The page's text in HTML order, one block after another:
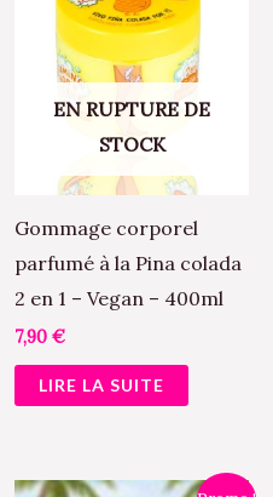
produit
plusieurs
variations.
options
peuvent
être
choisies
sur
page
EN RUPTURE DE
STOCK
Gommage corporel
parfumé à la Pina colada
2 en 1 – Vegan – 400ml
7,90 €
LIRE LA SUITE
Le